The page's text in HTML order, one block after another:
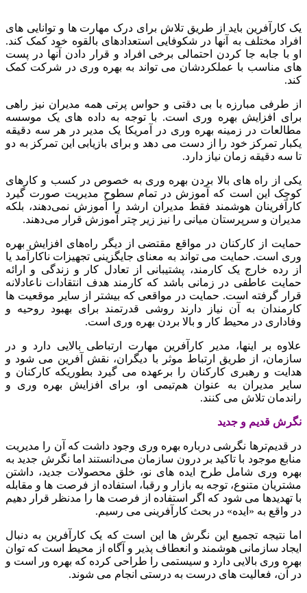
یک کارآفرین باید از طریق تلاش برای درک مهارت ها و توانایی های
افراد مختلف به آنها در شکوفایی استعدادهای بالقوه خود کمک کند.
او با جابه جا کردن احتمالی برخی افراد و قرار دادن آنها در پست
های مناسب با عملکردشان می تواند به بهره وری در شرکت کمک
کند.
از طرفی مبارزه با بی دقتی و حواس پرتی همه مدیران نیز راهی
برای افزایش بهره وری است. با توجه به داده های یک موسسه
مطالعات در زمینه بهره وری در آمریکا یک مدیر در هر سه دقیقه
یکبار تمرکز خود را از دست می دهد و برای بازیابی این تمرکز به دو
تا سه دقیقه زمان نیاز دارد.
یکی از راه های بالا بردن بهره وری به خصوص در کسب و کارهای
کوچک این است که آموزش در تمام سطوح مدیریت صورت گیرد
کارآفرینان هوشمند فقط مدیران ارشد را آموزش نمی‌دهند، بلکه
مدیران و سرپرستان میانی را نیز زیر چتر آموزش قرار می‌دهند.
حمایت از کارکنان در مواقع مقتضی از دیگر راه‌های افزایش بهره
وری است. حمایت می تواند به معنای جایگزینی تجهیزات ناکارآمد یا
از رده خارج یک کارمند، پشتیبانی از تعادل کار و زندگی و ارائه
حمایت عاطفی در زمانی باشد که کارمند هدف انتقادات ناعادلانه
قرار گرفته است. حمایت در مواقعی که بیشتر از سایر موقعیت ها
کارمندان به آن نیاز دارند روشی قدرتمند برای بهبود روحیه و
وفاداری در محیط کار و بالا بردن بهره وری است.
علاوه بر اینها، مدیر کارآفرین مهارت ارتباطی بالایی دارد و در
سازمان، از طریق ارتباط موثر با دیگران، نقش آفرین می شود و
هدایت و رهبری کارکنان را برعهده می گیرد بطوریکه کارکنان و
سایر مدیران به عنوان هم‌تیمی او، برای افزایش بهره وری و
راندمان تلاش می کنند.
نگرش قدیم و جدید
در قدیم‌ترها نگرشی درباره بهره وری وجود داشت که آن را مدیریت
منابع موجود با تاکید بر درون سازمان می‌دانستند اما نگرش جدید به
بهره وری شامل طرح ایده های نو، خلق محصولات جدید، داشتن
مشتریان متنوع، توجه به بازار و رقبا، استفاده از فرصت ها و مقابله
با تهدیدها می شود که اگر استفاده از فرصت ها را مدنظر قرار دهیم
در واقع به «ایده» در بحث کارآفرینی می رسیم.
اما نتیجه تجمیع این نگرش ها این است که یک کارآفرین به دنبال
ایجاد سازمانی هوشمند و انعطاف پذیر و آگاه از محیط است که توان
بهره وری بالایی دارد و سیستمی را طراحی کرده که بهره ور است و
در آن، فعالیت های درست به درستی انجام می شوند.